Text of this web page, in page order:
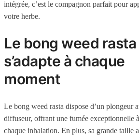
intégrée, c’est le compagnon parfait pour
votre herbe.
Le bong weed rasta
s’adapte à chaque
moment
Le bong weed rasta dispose d’un plongeur
diffuseur, offrant une fumée exceptionnelle à
chaque inhalation. En plus, sa grande taille